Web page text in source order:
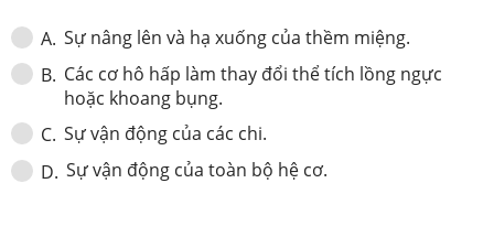
A. Sự nâng lên và hạ xuống của thềm miệng.
B. Các cơ hô hấp làm thay đổi thể tích lồng ngực
hoặc khoang bụng.
C. Sự vận động của các chi.
D. Sự vận động của toàn bộ hệ cơ.